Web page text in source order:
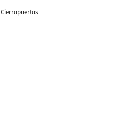
Cierrapuertas